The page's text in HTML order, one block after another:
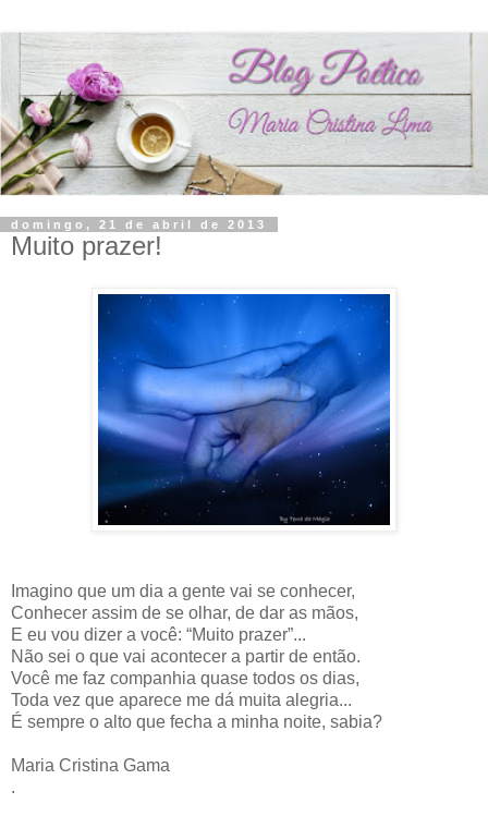
domingo, 21 de abril de 2013
Muito prazer!
Imagino que um dia a gente vai se conhecer,
Conhecer assim de se olhar, de dar as mãos,
E eu vou dizer a você: “Muito prazer”...
Não sei o que vai acontecer a partir de então.
Você me faz companhia quase todos os dias,
Toda vez que aparece me dá muita alegria...
É sempre o alto que fecha a minha noite, sabia?
Maria Cristina Gama
.